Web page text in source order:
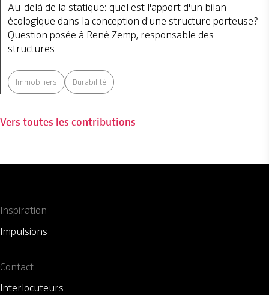
Au-delà de la statique: quel est l'apport d'un bilan
écologique dans la conception d'une structure porteuse?
Question posée à René Zemp, responsable des
structures
Immobiliers Durabilité
Vers toutes les contributions
Inspiration
Impulsions
Contact
Interlocuteurs